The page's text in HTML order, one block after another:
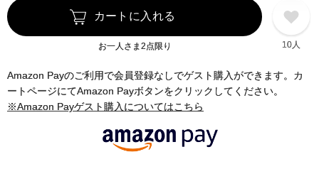
カートに入れる
お一人さま2点限り 10人
Amazon Payのご利用で会員登録なしでゲスト購入ができます。カ
ートページにてAmazon Payボタンをクリックしてください。
※Amazon Payゲスト購入についてはこちら